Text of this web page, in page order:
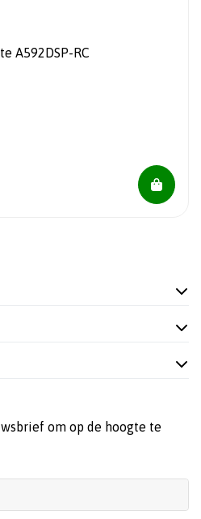
A592DSP-RC
om op de hoogte te